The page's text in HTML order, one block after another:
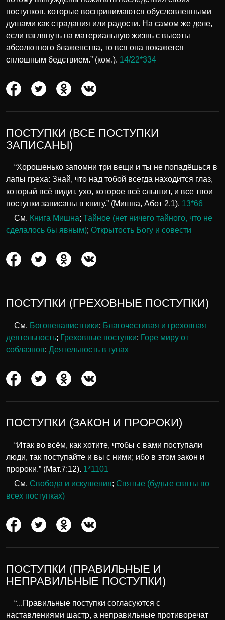
поступков, которые воспринимаются обусловленными
душами как страдания или радости. На самом же деле,
если взглянуть на материальную жизнь с высоты
абсолютного блаженства, то вся она покажется
сплошным бедствием.” (ком.). 14/22*334
ПОСТУПКИ (ВСЕ ПОСТУПКИ
ЗАПИСАНЫ)
“Хорошенько запомни три вещи и ты не попадёшься в
лапы греха: Знай, что над тобой всегда находится глаз,
который всё видит, ухо, которое всё слышит, и все твои
поступки записаны в книгу.” (Мишна, Абот 2.1). 13*66
См. Книга Мишна; Тайное (нет ничего тайного, что не
сделалось бы явным); Открытость Богу и совести
ПОСТУПКИ (ГРЕХОВНЫЕ ПОСТУПКИ)
См. Богоненавистники; Благочестивая и греховная
деятельность; Греховные поступки; Горе миру от
соблазнов; Деятельность в гунах
ПОСТУПКИ (ЗАКОН И ПРОРОКИ)
“Итак во всём, как хотите, чтобы с вами поступали
люди, так поступайте и вы с ними; ибо в этом закон и
пророки.” (Мат.7:12). 1*1101
См. Свобода и искушения; Святые (будьте святы во
всех поступках)
ПОСТУПКИ (ПРАВИЛЬНЫЕ И
НЕПРАВИЛЬНЫЕ ПОСТУПКИ)
“...Правильные поступки согласуются с
наставлениями шастр, а неправильные противоречат